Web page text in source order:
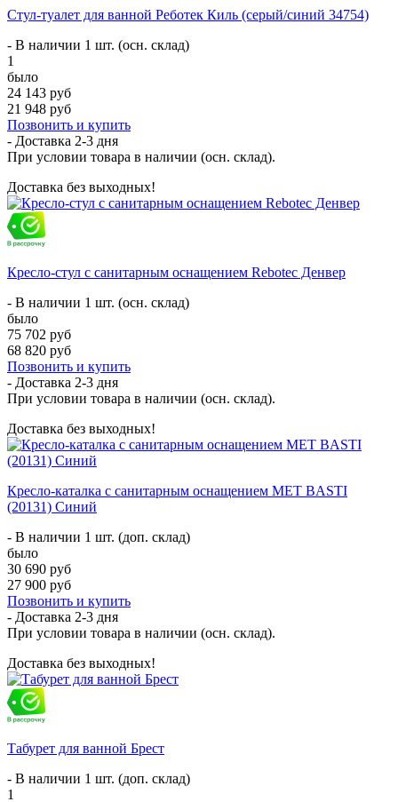
Стул-туалет для ванной Реботек Киль (серый/синий 34754)
- В наличии 1 шт. (осн. склад)
1
было
24 143 руб
21 948 руб
Позвонить и купить
- Доставка 2-3 дня
При условии товара в наличии (осн. склад).
Доставка без выходных!
Кресло-стул с санитарным оснащением Rebotec Денвер
- В наличии 1 шт. (осн. склад)
было
75 702 руб
68 820 руб
Позвонить и купить
- Доставка 2-3 дня
При условии товара в наличии (осн. склад).
Доставка без выходных!
Кресло-каталка с санитарным оснащением MET BASTI
(20131) Синий
- В наличии 1 шт. (доп. склад)
было
30 690 руб
27 900 руб
Позвонить и купить
- Доставка 2-3 дня
При условии товара в наличии (осн. склад).
Доставка без выходных!
Табурет для ванной Брест
- В наличии 1 шт. (доп. склад)
1